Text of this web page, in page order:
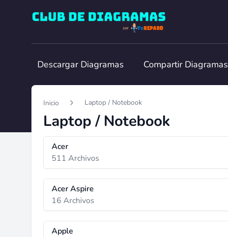
Club de Diagramas
Descargar Diagramas Compartir Diagramas
Inicio Laptop / Notebook
Laptop / Notebook
Acer
511 Archivos
Acer Aspire
16 Archivos
Apple